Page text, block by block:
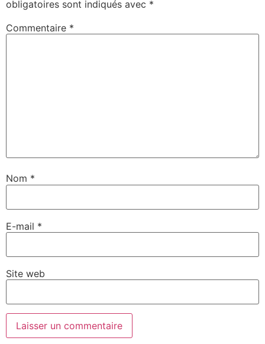
obligatoires sont indiqués avec *
Commentaire *
Nom *
E-mail *
Site web